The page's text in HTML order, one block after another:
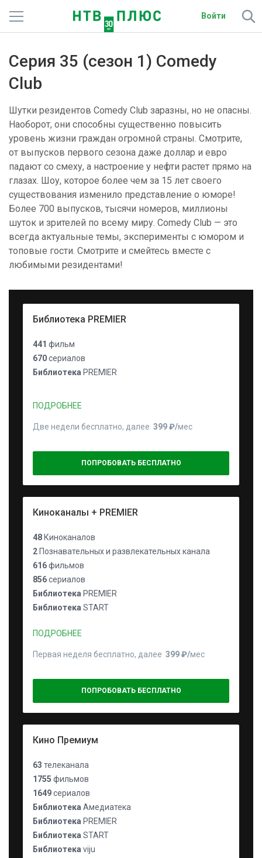
Войти
Фильмы и сериалы
Подписки
Радио
Спутниковым абонентам
О сайте
Активировать промокод
Серия 35 (сезон 1) Comedy
Club
Шутки резидентов Comedy Club заразны, но не опасны.
Наоборот, они способны существенно повысить
уровень жизни граждан огромной страны. Смотрите,
от выпусков первого сезона даже доллар и евро
падают со смеху, а настроение у нефти растет прямо на
глазах. Шоу, которое более чем за 15 лет своего
существования изменило представление о юморе!
Более 700 выпусков, тысячи номеров, миллионы
шуток и зрителей по всему миру. Comedy Club — это
всегда актуальные темы, эксперименты с юмором и
топовые гости. Смотрите и смейтесь вместе с
любимыми резидентами!
Библиотека PREMIER
441 фильм
670сериалов
Библиотека PREMIER
ПОДРОБНЕЕ
Две недели бесплатно, далее 399 ₽⁠/⁠мес
ПОПРОБОВАТЬ БЕСПЛАТНО
Киноканалы + PREMIER
48 Киноканалов
2 Познавательных и развлекательных канала
616фильмов
856сериалов
Библиотека PREMIER
Библиотека START
ПОДРОБНЕЕ
Первая неделя бесплатно, далее 399 ₽⁠/⁠мес
ПОПРОБОВАТЬ БЕСПЛАТНО
Кино Премиум
63 телеканала
1755 фильмов
1649сериалов
Библиотека Амедиатека
Библиотека PREMIER
Библиотека START
Библиотека viju